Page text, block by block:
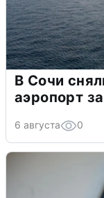
В Сочи
аэропорт
6 августа 0